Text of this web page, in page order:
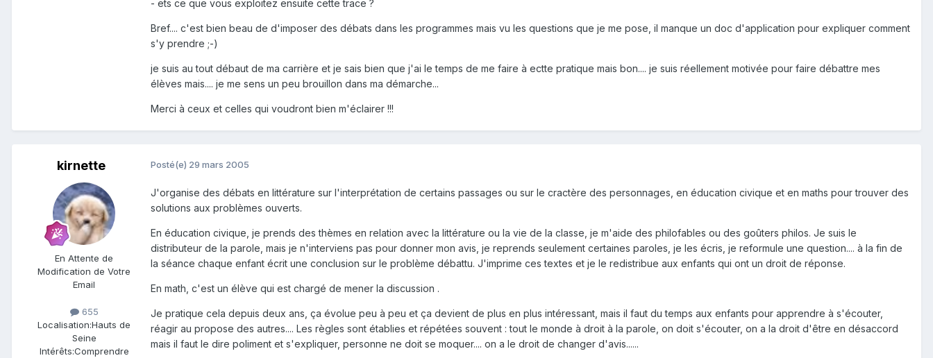
- ets ce que vous exploitez ensuite cette trace ?
Bref.... c'est bien beau de d'imposer des débats dans les programmes mais vu les questions que je me pose, il manque un doc d'application pour expliquer comment
s'y prendre ;-)
je suis au tout débaut de ma carrière et je sais bien que j'ai le temps de me faire à ectte pratique mais bon.... je suis réellement motivée pour faire débattre mes
élèves mais.... je me sens un peu brouillon dans ma démarche...
Merci à ceux et celles qui voudront bien m'éclairer !!!
kirnette
En Attente de
Modification de Votre
Email
655
Localisation:Hauts de
Seine
Intérêts:Comprendre
Posté(e) 29 mars 2005
J'organise des débats en littérature sur l'interprétation de certains passages ou sur le cractère des personnages, en éducation civique et en maths pour trouver des
solutions aux problèmes ouverts.
En éducation civique, je prends des thèmes en relation avec la littérature ou la vie de la classe, je m'aide des philofables ou des goûters philos. Je suis le
distributeur de la parole, mais je n'interviens pas pour donner mon avis, je reprends seulement certaines paroles, je les écris, je reformule une question.... à la fin de
la séance chaque enfant écrit une conclusion sur le problème débattu. J'imprime ces textes et je le redistribue aux enfants qui ont un droit de réponse.
En math, c'est un élève qui est chargé de mener la discussion .
Je pratique cela depuis deux ans, ça évolue peu à peu et ça devient de plus en plus intéressant, mais il faut du temps aux enfants pour apprendre à s'écouter,
réagir au propose des autres.... Les règles sont établies et répétées souvent : tout le monde à droit à la parole, on doit s'écouter, on a la droit d'être en désaccord
mais il faut le dire poliment et s'expliquer, personne ne doit se moquer.... on a le droit de changer d'avis......